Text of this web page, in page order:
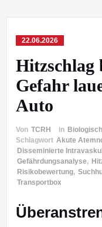
22.06.2026
Hitzschlag
Gefahr
Auto
Von TCRH in
Schlagwort Akute
Disseminierte
Gefährdungsanalyse,
Risikobewertung,
Transportbox